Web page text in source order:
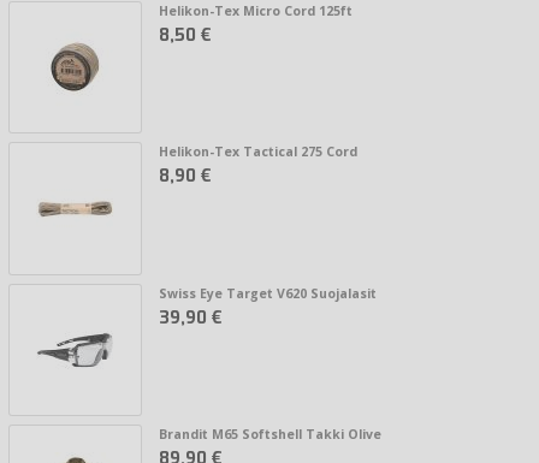
Helikon-Tex Micro Cord 125ft
8,50 €
Helikon-Tex Tactical 275 Cord
8,90 €
Swiss Eye Target V620 Suojalasit
39,90 €
Brandit M65 Softshell Takki Olive